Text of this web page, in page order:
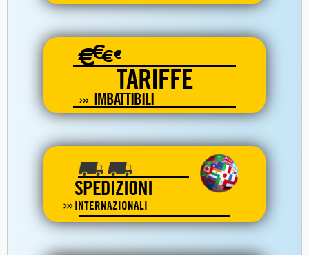
€€€€
TARIFFE
IMBATTIBILI
SPEDIZIONI
INTERNAZIONALI